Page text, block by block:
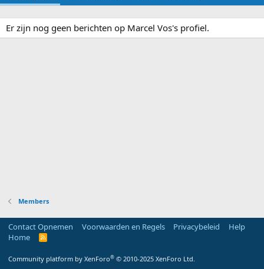
Er zijn nog geen berichten op Marcel Vos's profiel.
Members
Contact Opnemen Voorwaarden en Regels Privacybeleid
Help
Home
R
Community platform by XenForo® © 2010-2025 XenForo Ltd.